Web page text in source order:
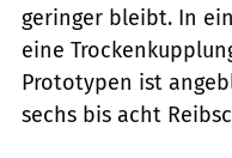
geringer bleibt. In
eine
Prototypen ist
sechs bis acht